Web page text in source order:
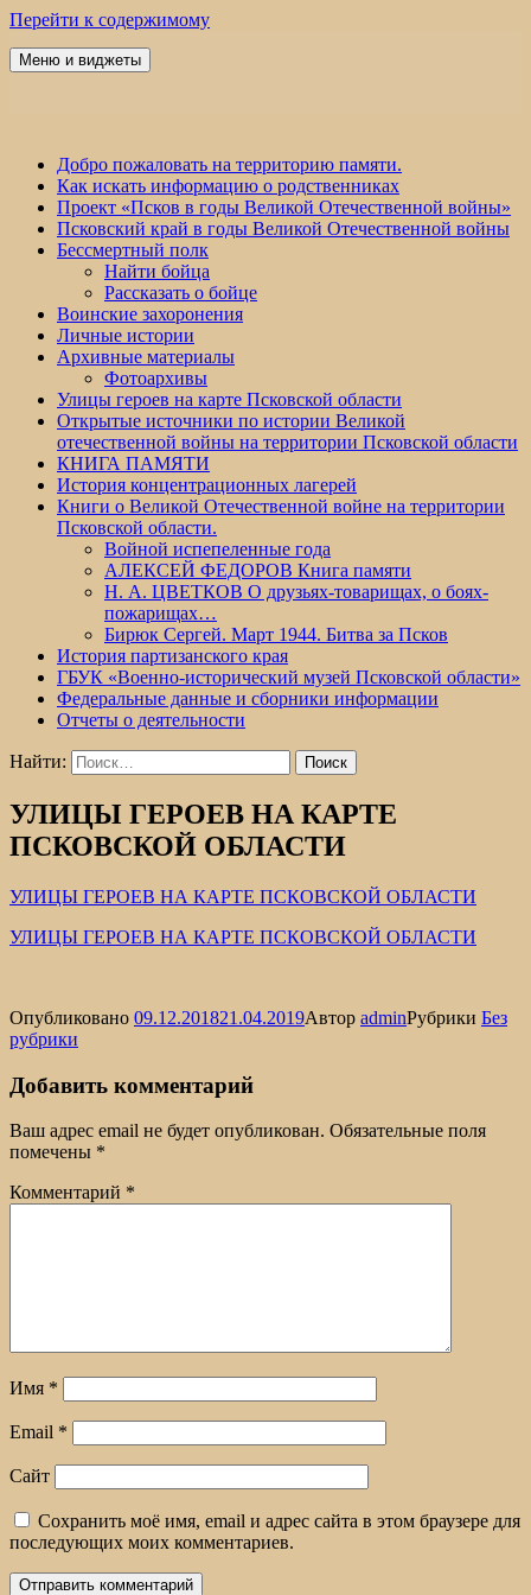
Перейти к содержимому
Победа 60
Меню и виджеты
Добро пожаловать на территорию памяти.
Как искать информацию о родственниках
Проект «Псков в годы Великой Отечественной войны»
Псковский край в годы Великой Отечественной войны
Бессмертный полк
Найти бойца
Рассказать о бойце
Воинские захоронения
Личные истории
Архивные материалы
Фотоархивы
Улицы героев на карте Псковской области
Открытые источники по истории Великой
отечественной войны на территории Псковской области
КНИГА ПАМЯТИ
История концентрационных лагерей
Книги о Великой Отечественной войне на территории
Псковской области.
Войной испепеленные года
АЛЕКСЕЙ ФЕДОРОВ Книга памяти
Н. А. ЦВЕТКОВ О друзьях-товарищах, о боях-
пожарищах…
Бирюк Сергей. Март 1944. Битва за Псков
История партизанского края
ГБУК «Военно-исторический музей Псковской области»
Федеральные данные и сборники информации
Отчеты о деятельности
Найти:
УЛИЦЫ ГЕРОЕВ НА КАРТЕ
ПСКОВСКОЙ ОБЛАСТИ
УЛИЦЫ ГЕРОЕВ НА КАРТЕ ПСКОВСКОЙ ОБЛАСТИ
УЛИЦЫ ГЕРОЕВ НА КАРТЕ ПСКОВСКОЙ ОБЛАСТИ
Опубликовано 09.12.201821.04.2019Автор adminРубрики Без
рубрики
Добавить комментарий
Ваш адрес email не будет опубликован. Обязательные поля
помечены *
Комментарий *
Имя *
Email *
Сайт
Сохранить моё имя, email и адрес сайта в этом браузере для
последующих моих комментариев.